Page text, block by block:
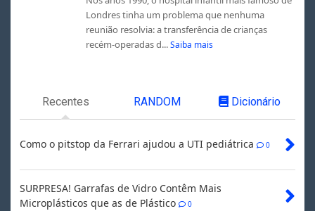
Londres tinha um problema que nenhuma
reunião resolvia: a transferência de crianças
recém-operadas d... Saiba mais
Recentes RANDOM Dicionário
Como o pitstop da Ferrari ajudou a UTI pediátrica 0
SURPRESA! Garrafas de Vidro Contêm Mais
Microplásticos que as de Plástico
0